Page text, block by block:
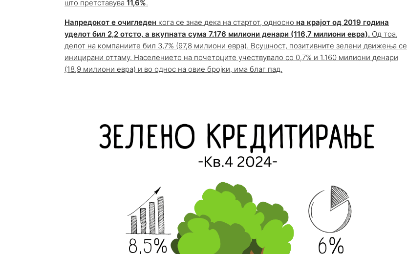
што претставува 11,6%.
Напредокот е очигледен кога се знае дека на стартот, односно на крајот од 2019 година
уделот бил 2,2 отсто, а вкупната сума 7.176 милиони денари (116,7 милиони евра). Од тоа,
делот на компаниите бил 3,7% (97,8 милиони евра). Всушност, позитивните зелени движења се
иницирани оттаму. Населението на почетоците учествувало со 0,7% и 1.160 милиони денари
(18,9 милиони евра) и во однос на овие бројки, има благ пад.